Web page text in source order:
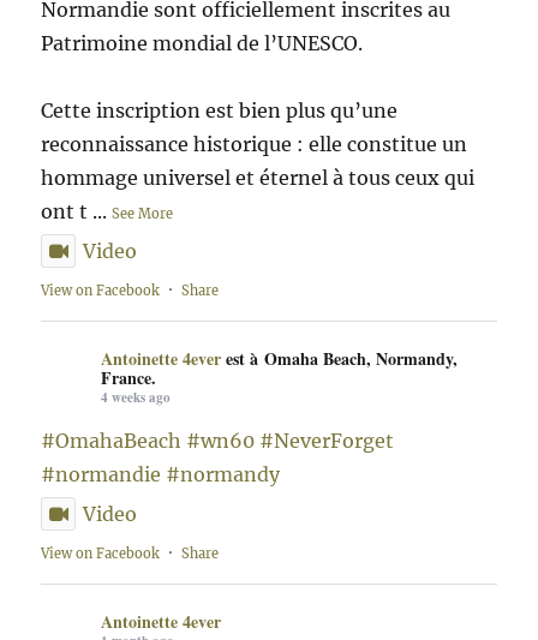
Normandie sont officiellement inscrites au
Patrimoine mondial de l’UNESCO.
Cette inscription est bien plus qu’une
reconnaissance historique : elle constitue un
hommage universel et éternel à tous ceux qui
ont t ...See More
Video
View on Facebook · Share
Antoinette 4ever est à Omaha Beach, Normandy,
France.
4 weeks ago
#OmahaBeach #wn60 #NeverForget
#normandie #normandy
Video
View on Facebook · Share
Antoinette 4ever